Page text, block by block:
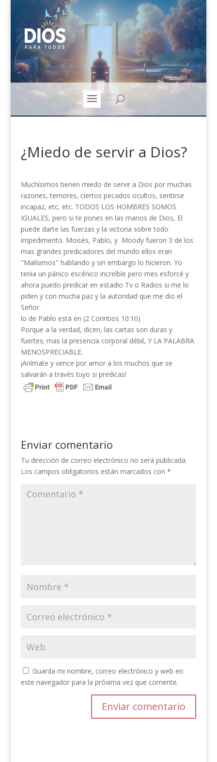
¿Miedo de servir a Dios?
Muchísimos tienen miedo de servir a Dios por muchas
razones, temores, ciertos pecados ocultos, sentirse
incapaz, etc, etc. TODOS LOS HOMBRES SOMOS
IGUALES, pero si te pones en las manos de Dios, El
puede darte las fuerzas y la victoria sobre todo
impedimento. Moisés, Pablo, y Moody fueron 3 de los
mas grandes predicadores del mundo ellos eran
"Malísimos" hablando y sin embargo lo hicieron. Yo
tenia un pánico escénico increíble pero mes esforcé y
ahora puedo predicar en estadio Tv o Radios si me lo
piden y con mucha paz y la autoridad que me dio el
Señor.
lo de Pablo está en (2 Corintios 10:10)
Porque a la verdad, dicen, las cartas son duras y
fuertes; mas la presencia corporal débil, Y LA PALABRA
MENOSPRECIABLE.
¡Anímate y vence por amor a los muchos que se
salvarán a través tuyo si predicas!
Enviar comentario
Tu dirección de correo electrónico no será publicada.
Los campos obligatorios están marcados con *
Guarda mi nombre, correo electrónico y web en
este navegador para la próxima vez que comente.